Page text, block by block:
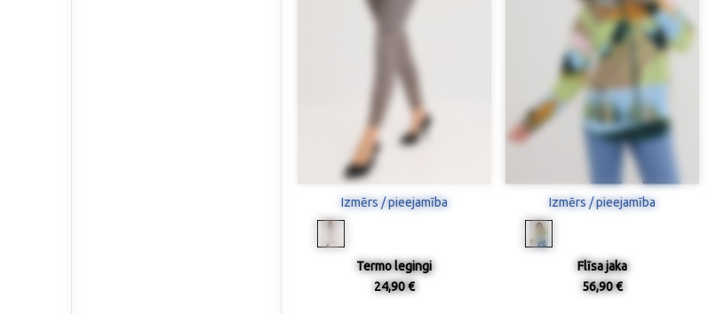
Izmērs / pieejamība
Termo legingi
24,90 €
Izmērs / pieejamība
Flīsa jaka
56,90 €